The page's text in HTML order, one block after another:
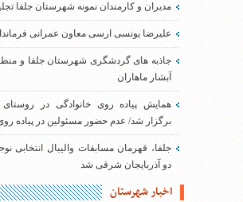
مدیران و کارمندان نمونه شهرستان جلفا
علیرضا یونسی ارسی معاون عمرانی
جاذبه های گردشگری شهرستان جلفا و
آبشار ماهاران
همایش پیاده روی خانوادگی در
برگزار شد/ عدم حضور مسئولین در پیاده
جلفا، قهرمان مسابقات والیبال انتخابی
دو آذربایجان شرقی شد
اخبار شهرستان